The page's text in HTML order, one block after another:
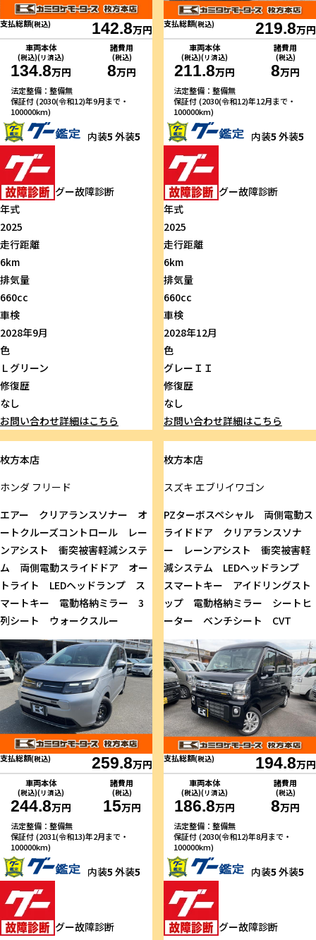
支払総額(税込) 142.8万円
車両本体
(税込)(リ済込)
134.8万円
諸費用
(税込)
8万円
法定整備：整備無
保証付 (2030(令和12)年9月まで・
100000km)
内装5 外装5
グー故障診断
年式
2025
走行距離
6km
排気量
660cc
車検
2028年9月
色
Ｌグリーン
修復歴
なし
お問い合わせ詳細はこちら
支払総額(税込) 219.8万円
車両本体
(税込)(リ済込)
211.8万円
諸費用
(税込)
8万円
法定整備：整備無
保証付 (2030(令和12)年12月まで・
100000km)
内装5 外装5
グー故障診断
年式
2025
走行距離
6km
排気量
660cc
車検
2028年12月
色
グレーＩＩ
修復歴
なし
お問い合わせ詳細はこちら
枚方本店
ホンダ フリード
エアー クリアランスソナー オ
ートクルーズコントロール レー
ンアシスト 衝突被害軽減システ
ム 両側電動スライドドア オー
トライト LEDヘッドランプ ス
マートキー 電動格納ミラー 3
列シート ウォークスルー
支払総額(税込) 259.8万円
車両本体
(税込)(リ済込)
244.8万円
諸費用
(税込)
15万円
法定整備：整備無
保証付 (2031(令和13)年2月まで・
100000km)
内装5 外装5
グー故障診断
枚方本店
スズキ エブリイワゴン
PZターボスペシャル 両側電動ス
ライドドア クリアランスソナ
ー レーンアシスト 衝突被害軽
減システム LEDヘッドランプ
スマートキー アイドリングスト
ップ 電動格納ミラー シートヒ
ーター ベンチシート CVT
支払総額(税込) 194.8万円
車両本体
(税込)(リ済込)
186.8万円
諸費用
(税込)
8万円
法定整備：整備無
保証付 (2030(令和12)年8月まで・
100000km)
内装5 外装5
グー故障診断